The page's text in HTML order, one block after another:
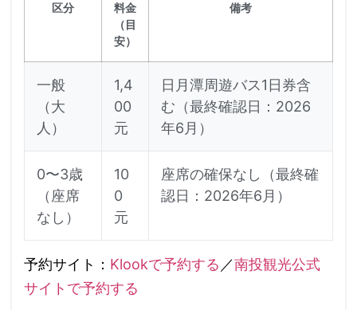
区分
料金
（目
安）
備考
一般
（大
人）
1,4
00
元
日月潭周遊バス1日券含
む（最終確認日：2026
年6月）
0〜3歳
（座席
なし）
10
0
元
座席の確保なし（最終確
認日：2026年6月）
予約サイト： Klookで予約する ／南投観光公式
サイトで予約する